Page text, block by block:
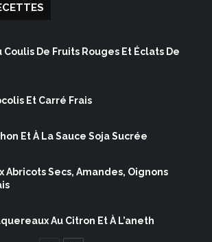
Coulis De Fruits Rouges Et Éclats De
Et Carré Frais
Et À La Sauce Soja Sucrée
Abricots Secs, Amandes, Oignons
Au Citron Et À L’aneth